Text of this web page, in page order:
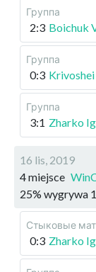
Группа
2:3 Boichuk
Группа
0:3
Группа
3:1 Zharko
16 lis, 2019
4 miejsce
25% wygrywa 1
Стыковые
0:3 Zharko